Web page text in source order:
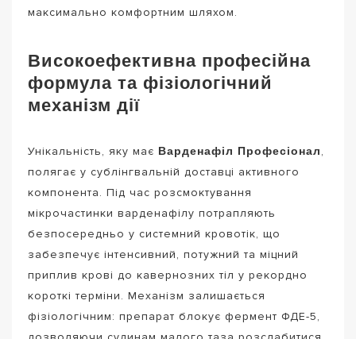
максимально комфортним шляхом.
Високоефективна професійна
формула та фізіологічний
механізм дії
Унікальність, яку має Варденафіл Професіонал,
полягає у сублінгвальній доставці активного
компонента. Під час розсмоктування
мікрочастинки варденафілу потрапляють
безпосередньо у системний кровотік, що
забезпечує інтенсивний, потужний та міцний
приплив крові до кавернозних тіл у рекордно
короткі терміни. Механізм залишається
фізіологічним: препарат блокує фермент ФДЕ-5,